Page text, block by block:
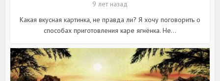
9 лет назад
Какая вкусная картинка, не правда ли? Я хочу поговорить о
способах приготовления каре ягнёнка. Не...